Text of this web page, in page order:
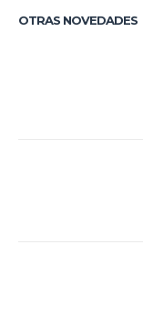
OTRAS NOVEDADES